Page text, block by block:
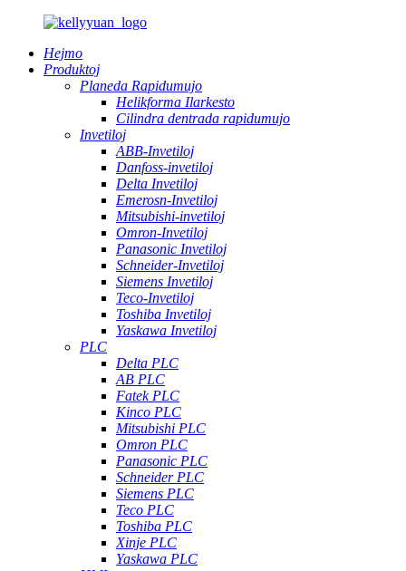
Hejmo
Produktoj
Planeda Rapidumujo
Helikforma Ilarkesto
Cilindra dentrada rapidumujo
Invetiloj
ABB-Invetiloj
Danfoss-invetiloj
Delta Invetiloj
Emerosn-Invetiloj
Mitsubishi-invetiloj
Omron-Invetiloj
Panasonic Invetiloj
Schneider-Invetiloj
Siemens Invetiloj
Teco-Invetiloj
Toshiba Invetiloj
Yaskawa Invetiloj
PLC
Delta PLC
AB PLC
Fatek PLC
Kinco PLC
Mitsubishi PLC
Omron PLC
Panasonic PLC
Schneider PLC
Siemens PLC
Teco PLC
Toshiba PLC
Xinje PLC
Yaskawa PLC